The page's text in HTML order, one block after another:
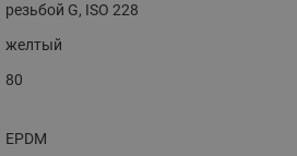
резьбой G, ISO 228
желтый
80
EPDM